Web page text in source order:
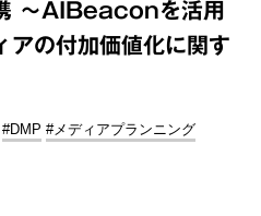
～AIBeaconを活用
アの付加価値化に関す
#DMP #メディアプランニング